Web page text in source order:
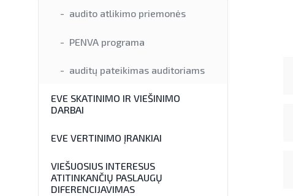
audito atlikimo priemonės
PENVA programa
auditų pateikimas auditoriams
EVE SKATINIMO IR VIEŠINIMO
DARBAI
EVE VERTINIMO ĮRANKIAI
VIEŠUOSIUS INTERESUS
ATITINKANČIŲ PASLAUGŲ
DIFERENCIJAVIMAS